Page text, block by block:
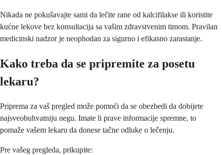
Nikada ne pokušavajte sami da lečite rane od kalcifilakse ili koristite
kućne lekove bez konsultacija sa vašim zdravstvenim timom. Pravilan
medicinski nadzor je neophodan za sigurno i efikasno zarastanje.
Kako treba da se pripremite za posetu
lekaru?
Priprema za vaš pregled može pomoći da se obezbedi da dobijete
najsveobuhvatniju negu. Imate li prave informacije spremne, to
pomaže vašem lekaru da donese tačne odluke o lečenju.
Pre vašeg pregleda, prikupite: